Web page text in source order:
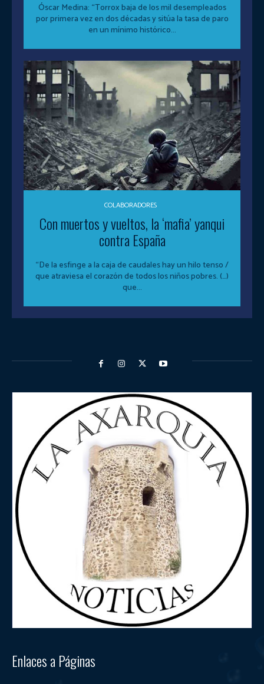
Óscar Medina: “Torrox baja de los mil desempleados
por primera vez en dos décadas y sitúa la tasa de paro
en un mínimo histórico...
COLABORADORES
Con muertos y vueltos, la ‘mafia’ yanqui
contra España
“De la esfinge a la caja de caudales hay un hilo tenso /
que atraviesa el corazón de todos los niños pobres. (…)
que...
Enlaces a Páginas